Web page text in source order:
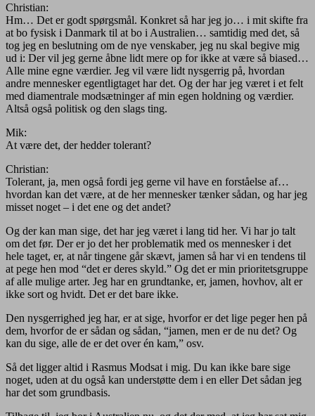
Christian:
Hm… Det er godt spørgsmål. Konkret så har jeg jo… i mit skifte fra
at bo fysisk i Danmark til at bo i Australien… samtidig med det, så
tog jeg en beslutning om de nye venskaber, jeg nu skal begive mig
ud i: Der vil jeg gerne åbne lidt mere op for ikke at være så biased…
Alle mine egne værdier. Jeg vil være lidt nysgerrig på, hvordan
andre mennesker egentligtaget har det. Og der har jeg været i et felt
med diamentrale modsætninger af min egen holdning og værdier.
Altså også politisk og den slags ting.
Mik:
At være det, der hedder tolerant?
Christian:
Tolerant, ja, men også fordi jeg gerne vil have en forståelse af…
hvordan kan det være, at de her mennesker tænker sådan, og har jeg
misset noget – i det ene og det andet?
Og der kan man sige, det har jeg været i lang tid her. Vi har jo talt
om det før. Der er jo det her problematik med os mennesker i det
hele taget, er, at når tingene går skævt, jamen så har vi en tendens til
at pege hen mod “det er deres skyld.” Og det er min prioritetsgruppe
af alle mulige arter. Jeg har en grundtanke, er, jamen, hovhov, alt er
ikke sort og hvidt. Det er det bare ikke.
Den nysgerrighed jeg har, er at sige, hvorfor er det lige peger hen på
dem, hvorfor de er sådan og sådan, “jamen, men er de nu det? Og
kan du sige, alle de er det over én kam,” osv.
Så det ligger altid i Rasmus Modsat i mig. Du kan ikke bare sige
noget, uden at du også kan understøtte dem i en eller Det sådan jeg
har det som grundbasis.